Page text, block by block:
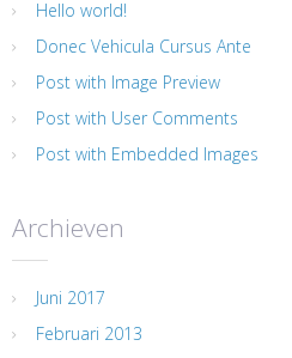
Hello world!
Donec Vehicula Cursus Ante
Post with Image Preview
Post with User Comments
Post with Embedded Images
Archieven
Juni 2017
Februari 2013